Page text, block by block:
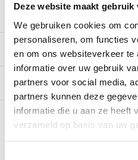
Deze website maakt gebruik
We gebruiken cookies om
personaliseren, om functies
en om ons websiteverkeer
informatie over uw gebruik
partners voor social media,
partners kunnen deze
informatie die u aan ze heeft
verzameld op basis van uw
Specificaties
Reviews 0/10
Recent bekeken